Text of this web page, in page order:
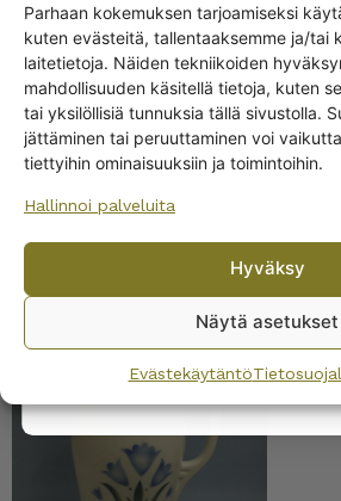
Parhaan kokemuksen tarjoamiseksi
kuten evästeitä, tallentaaksemme ja/tai
laitetietoja. Näiden tekniikoiden
mahdollisuuden käsitellä tietoja, kuten
tai yksilöllisiä tunnuksia tällä sivustolla.
jättäminen tai peruuttaminen voi
tiettyihin ominaisuuksiin ja toimintoihin.
Hallinnoi palveluita
Hyväksy
Näytä asetukset
Evästekäytäntö
SAMANKALTAISET
XE-
Get -5%
off?
Yes! I want the
privacy policy.